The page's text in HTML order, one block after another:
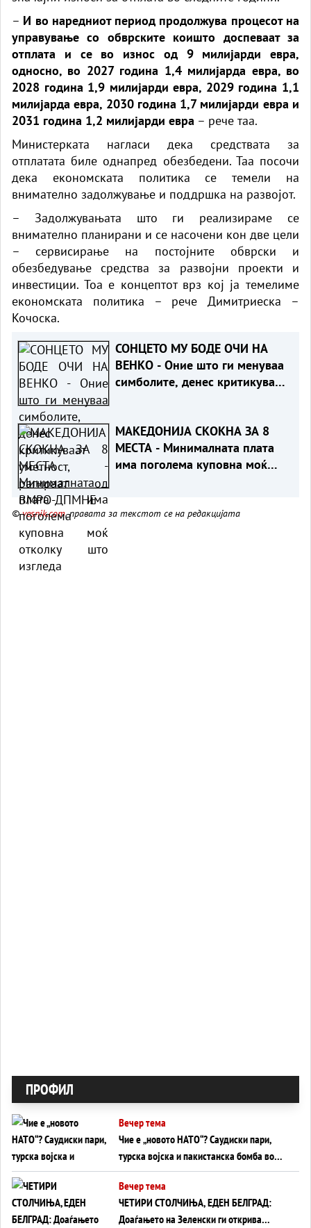
– И во наредниот период продолжува процесот на
управување со обврските коишто доспеваат за
отплата и се во износ од 9 милијарди евра,
односно, во 2027 година 1,4 милијарда евра, во
2028 година 1,9 милијарди евра, 2029 година 1,1
милијарда евра, 2030 година 1,7 милијарди евра и
2031 година 1,2 милијарди евра – рече таа.
Министерката нагласи дека средствата за
отплатата биле однапред обезбедени. Таа посочи
дека економската политика се темели на
внимателно задолжување и поддршка на развојот.
– Задолжувањата што ги реализираме се
внимателно планирани и се насочени кон две цели
– сервисирање на постојните обврски и
обезбедување средства за развојни проекти и
инвестиции. Тоа е концептот врз кој ја темелиме
економската политика – рече Димитриеска –
Кочоска.
СОНЦЕТО МУ БОДЕ ОЧИ НА
ВЕНКО - Оние што ги менуваа
симболите, денес критикуваат
МАКЕДОНИЈА СКОКНА ЗА 8
МЕСТА - Минималната плата
има поголема куповна моќ
©vesnik.com, правата за текстот се на редакцијата
ПРОФИЛ
Вечер тема
Чие е „новото НАТО“? Саудиски пари,
турска војска и пакистанска бомба во
служба на Америка - или ќе стане
сувишна?
Вечер тема
ЧЕТИРИ СТОЛЧИЊА, ЕДЕН БЕЛГРАД:
Доаѓањето на Зеленски ги открива